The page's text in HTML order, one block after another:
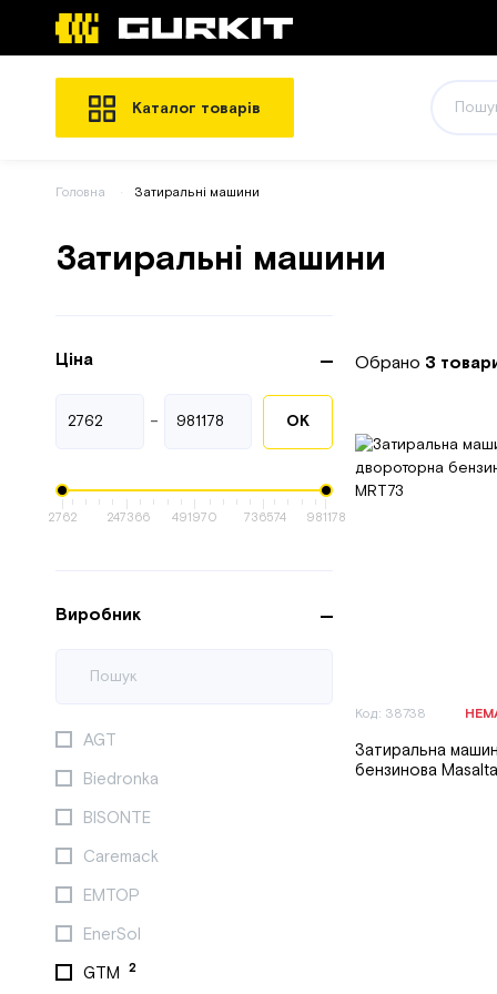
Каталог товарів
Головна Затиральні машини
Затиральні машини
Ціна
- ОК
2762 247366 491970 736574 981178
Виробник
AGT
Biedronka
BISONTE
Caremack
EMTOP
EnerSol
GTM 2
Обрано 3
Код: 38738
Затиральна
бензинова